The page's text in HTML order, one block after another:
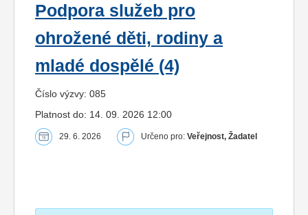
Podpora služeb pro
ohrožené děti, rodiny a
mladé dospělé (4)
Číslo výzvy: 085
Platnost do: 14. 09. 2026 12:00
29. 6. 2026 Určeno pro: Veřejnost, Žadatel